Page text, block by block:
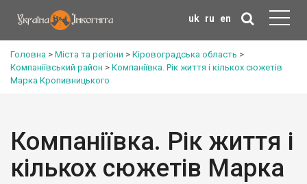
uk ru en
Головна > Міста та регіони > Кіровоградська область >
Компаніївський район > Компаніївка. Рік життя і кількох сюжетів
Марка Кропивницького
Компаніївка. Рік життя і
кількох сюжетів Марка